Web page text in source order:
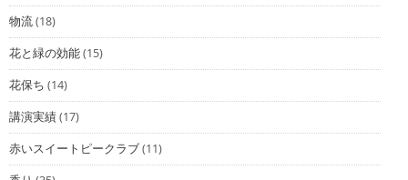
物流(18)
花と緑の効能(15)
花保ち (14)
講演実績(17)
赤いスイートピークラブ(11)